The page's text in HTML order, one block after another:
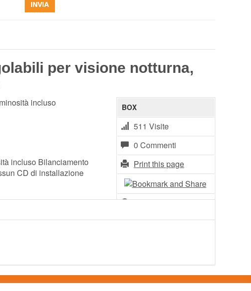
INVIA
per visione notturna,
BOX
511 Visite
0 Commenti
Print this page
+ FAVORITI
Leave Feedback
incluso
incluso Bilanciamento
CD di installazione